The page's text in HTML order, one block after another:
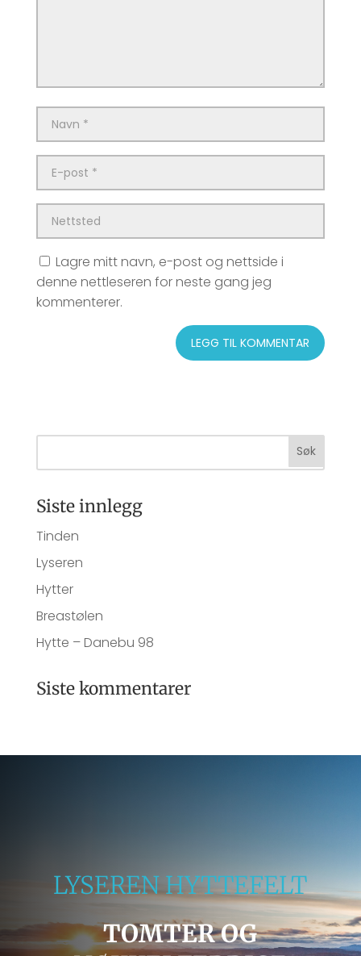
Lagre mitt navn, e-post og nettside i
denne nettleseren for neste gang jeg
kommenterer.
Siste innlegg
Tinden
Lyseren
Hytter
Breastølen
Hytte – Danebu 98
Siste kommentarer
LYSEREN HYTTEFELT
TOMTER OG